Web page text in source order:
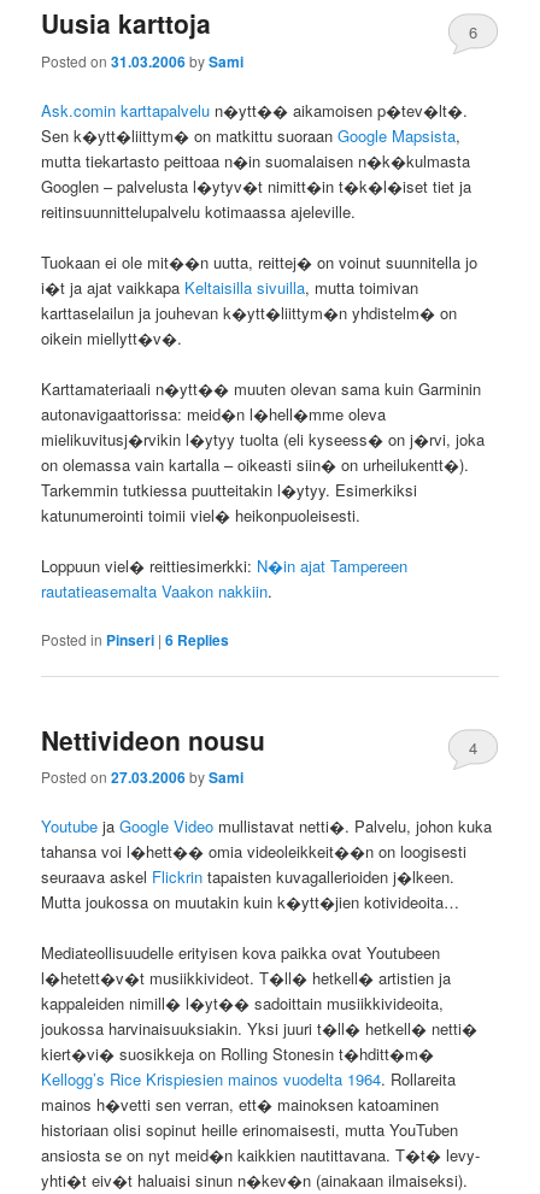
Uusia karttoja
Posted on31.03.2006bySami
6
Ask.comin karttapalvelu n�ytt�� aikamoisen p�tev�lt�.
Sen k�ytt�liittym� on matkittu suoraanGoogle Mapsista,
mutta tiekartasto peittoaa n�in suomalaisen n�k�kulmasta
Googlen – palvelusta l�ytyv�t nimitt�in t�k�l�iset tiet ja
reitinsuunnittelupalvelu kotimaassa ajeleville.
Tuokaan ei ole mit��n uutta, reittej� on voinut suunnitella jo
i�t ja ajat vaikkapa Keltaisilla sivuilla, mutta toimivan
karttaselailun ja jouhevan k�ytt�liittym�n yhdistelm� on
oikein miellytt�v�.
Karttamateriaali n�ytt�� muuten olevan sama kuin Garminin
autonavigaattorissa: meid�n l�hell�mme oleva
mielikuvitusj�rvikin l�ytyy tuolta (eli kyseess� on j�rvi, joka
on olemassa vain kartalla – oikeasti siin� on urheilukentt�).
Tarkemmin tutkiessa puutteitakin l�ytyy. Esimerkiksi
katunumerointi toimii viel� heikonpuoleisesti.
Loppuun viel� reittiesimerkki: N�in ajat Tampereen
rautatieasemalta Vaakon nakkiin.
Posted in Pinseri |6 Replies
Nettivideon nousu
Posted on27.03.2006bySami
4
Youtube jaGoogle Video mullistavat netti�. Palvelu, johon kuka
tahansa voi l�hett�� omia videoleikkeit��n on loogisesti
seuraava askel Flickrin tapaisten kuvagallerioiden j�lkeen.
Mutta joukossa on muutakin kuin k�ytt�jien kotivideoita…
Mediateollisuudelle erityisen kova paikka ovat Youtubeen
l�hetett�v�t musiikkivideot. T�ll� hetkell� artistien ja
kappaleiden nimill� l�yt�� sadoittain musiikkivideoita,
joukossa harvinaisuuksiakin. Yksi juuri t�ll� hetkell� netti�
kiert�vi� suosikkeja on Rolling Stonesin t�hditt�m�
Kellogg’s Rice Krispiesien mainos vuodelta 1964. Rollareita
mainos h�vetti sen verran, ett� mainoksen katoaminen
historiaan olisi sopinut heille erinomaisesti, mutta YouTuben
ansiosta se on nyt meid�n kaikkien nautittavana. T�t� levy-
yhti�t eiv�t haluaisi sinun n�kev�n (ainakaan ilmaiseksi).